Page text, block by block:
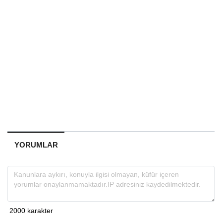
YORUMLAR